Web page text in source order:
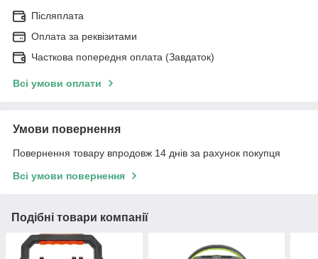
Післяплата
Оплата за реквізитами
Часткова попередня оплата (Завдаток)
Всі умови оплати
Умови повернення
Повернення товару впродовж 14 днів за рахунок покупця
Всі умови повернення
Подібні товари компанії